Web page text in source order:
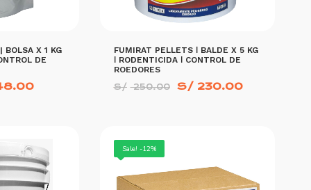
BOLSA X 1 KG
DE
El
MORE INFO
FUMIRAT PELLETS ǀ BALDE X 5 KG
ǀ RODENTICIDA ǀ CONTROL DE
ROEDORES
S/ 250.00 El
precio
S/230.00El
AÑADIR AL CARRITO
Sale! -12%